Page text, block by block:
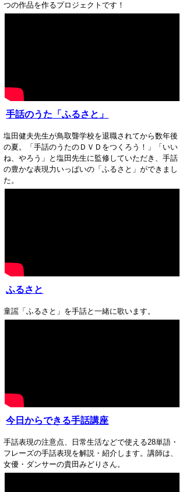
つの作品を作るプロジェクトです！
手話のうた「ふるさと」
塩田健夫先生が鳥取聾学校を退職されてから数年後
の夏。「手話のうたのＤＶＤをつくろう！」「いい
ね、やろう」と塩田先生に監修していただき、手話
の豊かな表現力いっぱいの「ふるさと」ができまし
た。
ふるさと
童謡「ふるさと」を手話と一緒に歌います。
今日からできる手話講座
手話表現の注意点、日常生活などで使える28単語・
フレーズの手話表現を解説・紹介します。講師は、
女優・ダンサーの貴田みどりさん。